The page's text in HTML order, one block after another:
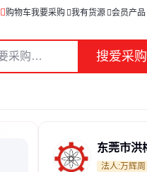
购物车我要采购 我有货源 会员产品
搜爱采购
法人:万辉周